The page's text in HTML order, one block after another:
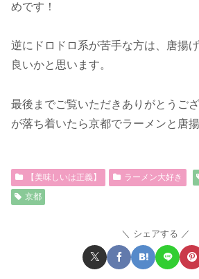
めです！
逆にドロドロ系が苦手な方は、唐揚
良いかと思います。
最後までご覧いただきありがとうご
が落ち着いたら京都でラーメンと唐
【美味しいは正義】 ラーメン大好き
京都
シェアする